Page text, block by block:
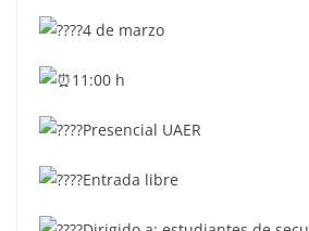
4 de marzo
11:00 h
Presencial UAER
Entrada libre